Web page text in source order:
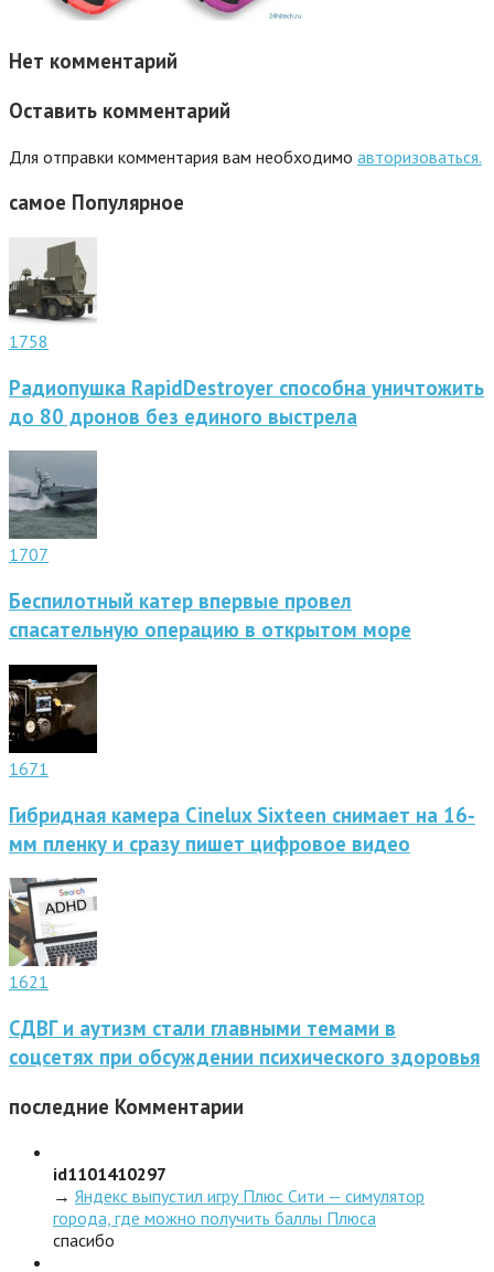
Нет комментарий
Оставить комментарий
Для отправки комментария вам необходимо авторизоваться.
самое Популярное
1758
Радиопушка RapidDestroyer способна уничтожить
до 80 дронов без единого выстрела
1707
Беспилотный катер впервые провел
спасательную операцию в открытом море
1671
Гибридная камера Cinelux Sixteen снимает на 16-
мм пленку и сразу пишет цифровое видео
1621
СДВГ и аутизм стали главными темами в
соцсетях при обсуждении психического здоровья
последние Комментарии
id1101410297
→ Яндекс выпустил игру Плюс Сити — симулятор
города, где можно получить баллы Плюса
спасибо